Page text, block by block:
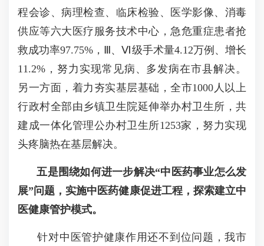
程会诊、病理检查、临床检验、医学影像、消毒
供应等六大医疗服务技术中心，急危重症患者抢
救成功率97.75% ，Ⅲ、Ⅵ级手术量4.12万例、增长
11.2% ，努力实现常见病、多发病在市县解决。
另一方面，着力夯实基层基础，全市1000 人以上
行政村全部由乡镇卫生院延伸举办村卫生所，共
建成一体化管理公办村卫生所1253家，努力实现
头疼脑热在基层解决。
五是围绕如何进一步解决“中医药事业怎么发
展”问题，实施中医药健康促进工程，探索建立中
医健康管护模式。
针对中医管护健康作用还不到位问题，我市